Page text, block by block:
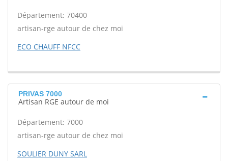
Département: 70400
artisan-rge autour de chez moi
ECO CHAUFF NFCC
PRIVAS 7000
Artisan RGE autour de moi
Département: 7000
artisan-rge autour de chez moi
SOULIER DUNY SARL